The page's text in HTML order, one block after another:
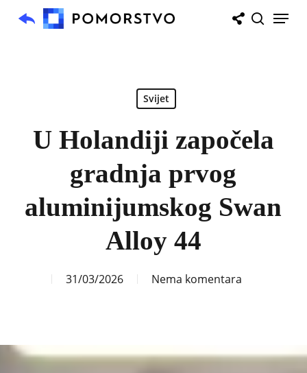
Menu
Svijet
U Holandiji započela
gradnja prvog
aluminijumskog Swan
Alloy 44
31/03/2026 Nema komentara